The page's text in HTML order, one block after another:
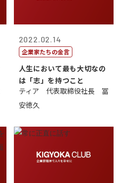
2022.02.14
企業家たちの金言
人生において最も大切なの
は「志」を持つこと
ティア 代表取締役社長 冨
安徳久